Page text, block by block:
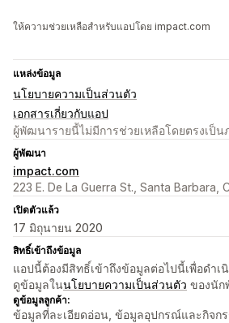
ให้ความช่วยเหลือสำหรับแอปโดย impact.com
แหล่งข้อมูล
นโยบายความเป็นส่วนตัว
เอกสารเกี่ยวกับแอป
ผู้พัฒนารายนี้ไม่มีการช่วยเหลือโดยตรงเป็น
ผู้พัฒนา
impact.com
223 E. De La Guerra St., Santa Barbara,
เปิดตัวแล้ว
17 มิถุนายน 2020
สิทธิ์เข้าถึงข้อมูล
แอปนี้ต้องมีสิทธิ์เข้าถึงข้อมูลต่อไปนี้เพื่อดำ
ดูข้อมูลในนโยบายความเป็นส่วนตัว ของนั
ดูข้อมูลลูกค้า:
ข้อมูลที่ละเอียดอ่อน, ข้อมูลอุปกรณ์และกิจก